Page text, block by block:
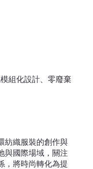
組化設計、零廢棄
紡織服裝的創作與
與國際場域，關注
，將時尚轉化為提